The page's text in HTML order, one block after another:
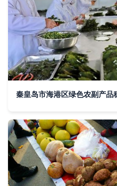
秦皇岛市海港区绿色农副产品